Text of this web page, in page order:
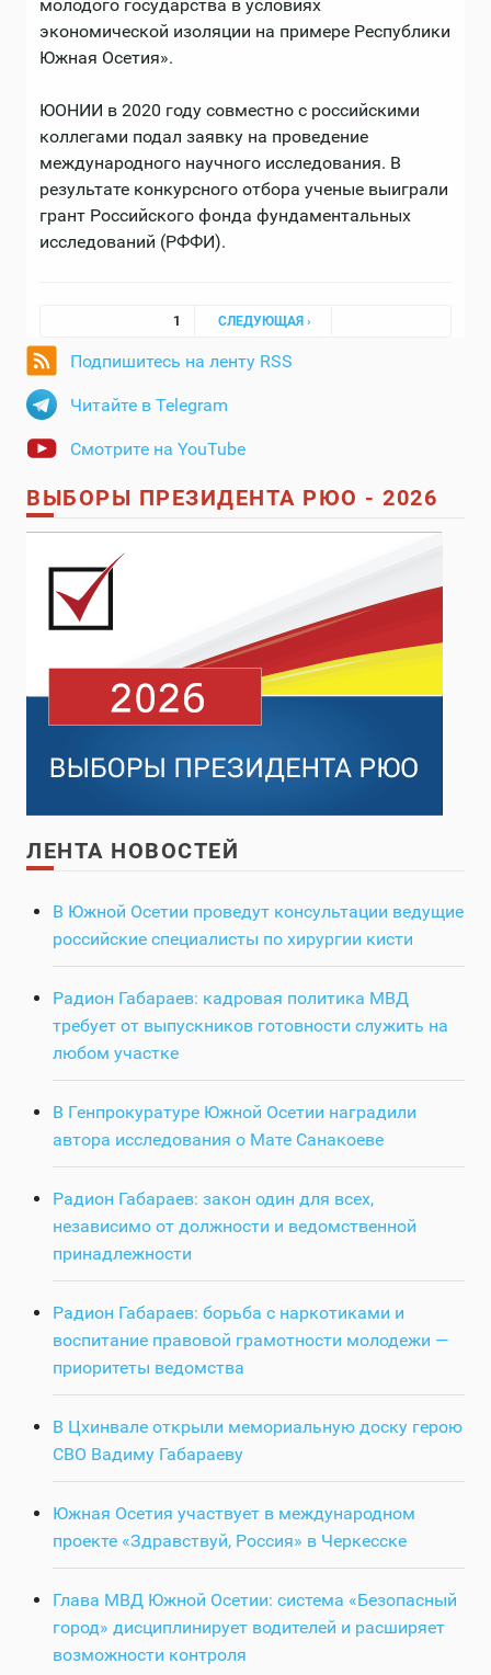
молодого государства в условиях
экономической изоляции на примере Республики
Южная Осетия».
ЮОНИИ в 2020 году совместно с российскими
коллегами подал заявку на проведение
международного научного исследования. В
результате конкурсного отбора ученые выиграли
грант Российского фонда фундаментальных
исследований (РФФИ).
Страницы
1 СЛЕДУЮЩАЯ ›
Подпишитесь на ленту RSS
Читайте в Telegram
Смотрите на YouTube
ВЫБОРЫ ПРЕЗИДЕНТА РЮО - 2026
ЛЕНТА НОВОСТЕЙ
В Южной Осетии проведут консультации ведущие
российские специалисты по хирургии кисти
Радион Габараев: кадровая политика МВД
требует от выпускников готовности служить на
любом участке
В Генпрокуратуре Южной Осетии наградили
автора исследования о Мате Санакоеве
Радион Габараев: закон один для всех,
независимо от должности и ведомственной
принадлежности
Радион Габараев: борьба с наркотиками и
воспитание правовой грамотности молодежи —
приоритеты ведомства
В Цхинвале открыли мемориальную доску герою
СВО Вадиму Габараеву
Южная Осетия участвует в международном
проекте «Здравствуй, Россия» в Черкесске
Глава МВД Южной Осетии: система «Безопасный
город» дисциплинирует водителей и расширяет
возможности контроля